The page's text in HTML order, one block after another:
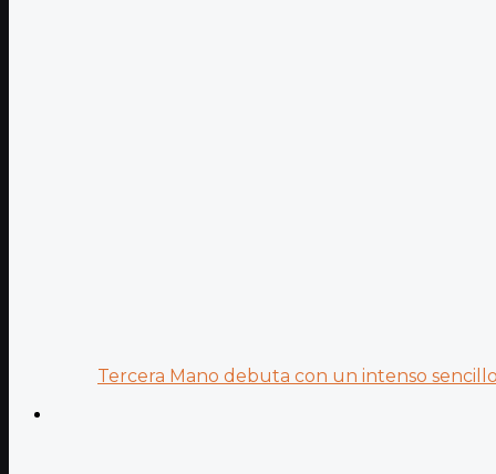
Tercera Mano debuta con un intenso